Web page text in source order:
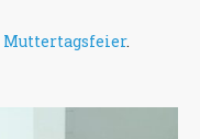
Muttertagsfeier.